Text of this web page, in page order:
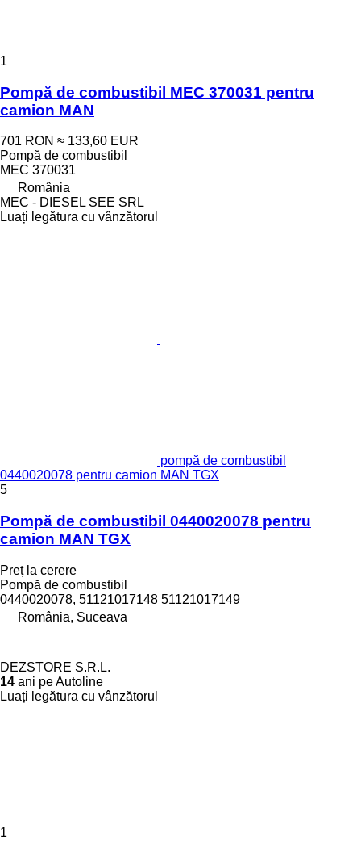
1
Pompă de combustibil MEC 370031 pentru
camion MAN
701 RON ≈ 133,60 EUR
Pompă de combustibil
MEC 370031
România
MEC - DIESEL SEE SRL
Luați legătura cu vânzătorul
pompă de combustibil
0440020078 pentru camion MAN TGX
5
Pompă de combustibil 0440020078 pentru
camion MAN TGX
Preț la cerere
Pompă de combustibil
0440020078, 51121017148 51121017149
România, Suceava
DEZSTORE S.R.L.
14 ani pe Autoline
Luați legătura cu vânzătorul
1